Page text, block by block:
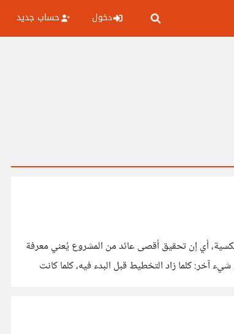
دخول حساب جديد
أي إن تحقيق أقصى عائد من المشروع يُعني معرفة
آخر: كلما زاد التخطيط قبل البدء فيه، كلما كانت